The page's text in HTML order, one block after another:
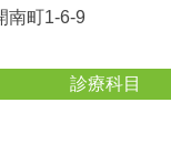
南町1-6-9
診療科目